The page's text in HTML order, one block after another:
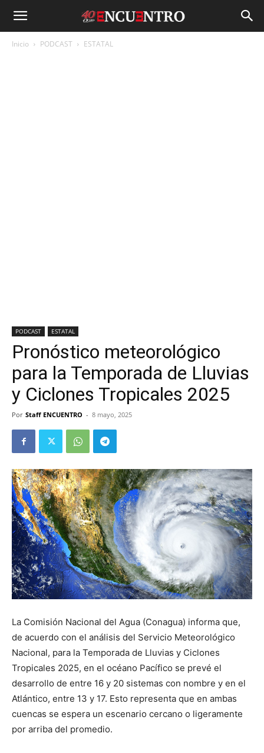
Inicio PODCAST ESTATAL
PODCAST ESTATAL
Pronóstico meteorológico
para la Temporada de Lluvias
y Ciclones Tropicales 2025
Por Staff ENCUENTRO - 8 mayo, 2025
La Comisión Nacional del Agua (Conagua) informa que,
de acuerdo con el análisis del Servicio Meteorológico
Nacional, para la Temporada de Lluvias y Ciclones
Tropicales 2025, en el océano Pacífico se prevé el
desarrollo de entre 16 y 20 sistemas con nombre y en el
Atlántico, entre 13 y 17. Esto representa que en ambas
cuencas se espera un escenario cercano o ligeramente
por arriba del promedio.